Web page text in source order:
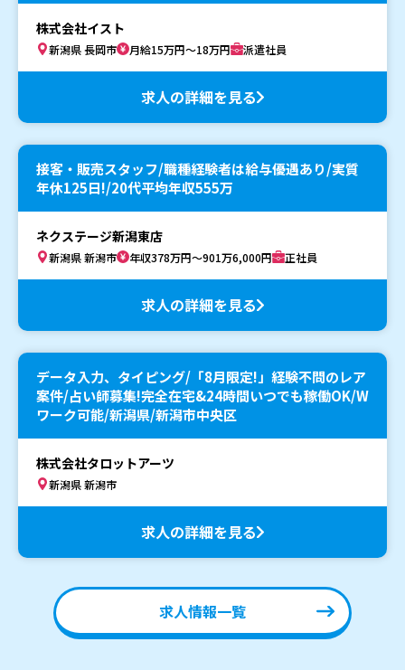
株式会社イスト
新潟県 長岡市 月給15万円～18万円 派遣社員
求人の詳細を見る
接客・販売スタッフ/職種経験者は給与優遇あり/実質
年休125日!/20代平均年収555万
ネクステージ新潟東店
新潟県 新潟市 年収378万円～901万6,000円 正社員
求人の詳細を見る
データ入力、タイピング/「8月限定!」経験不問のレア
案件/占い師募集!完全在宅&24時間いつでも稼働OK/W
ワーク可能/新潟県/新潟市中央区
株式会社タロットアーツ
新潟県 新潟市
求人の詳細を見る
求人情報一覧